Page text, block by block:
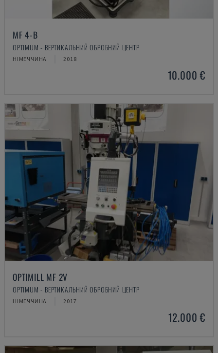
MF 4-B
OPTIMUM - ВЕРТИКАЛЬНИЙ ОБРОБНИЙ ЦЕНТР
НІМЕЧЧИНА 2018
10.000 €
OPTIMILL MF 2V
OPTIMUM - ВЕРТИКАЛЬНИЙ ОБРОБНИЙ ЦЕНТР
НІМЕЧЧИНА 2017
12.000 €